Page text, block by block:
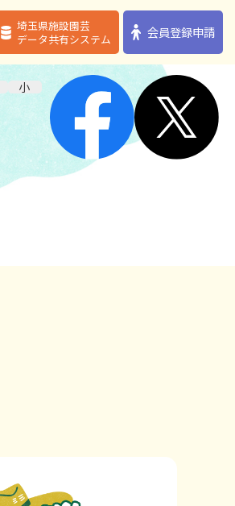
埼玉県施設園芸
データ共有システム
会員登録申請
小
埼玉県施設園芸
データ共有システム
会員登録申請